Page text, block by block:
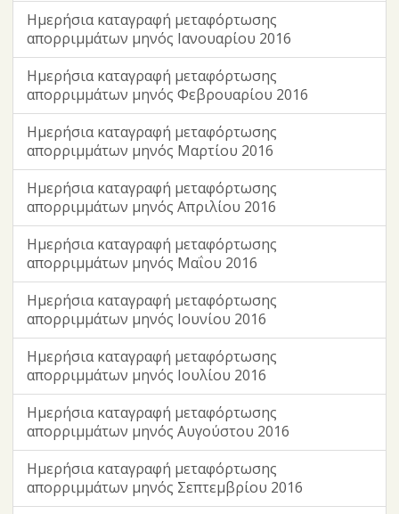
Ημερήσια καταγραφή μεταφόρτωσης
απορριμμάτων μηνός Ιανουαρίου 2016
Ημερήσια καταγραφή μεταφόρτωσης
απορριμμάτων μηνός Φεβρουαρίου 2016
Ημερήσια καταγραφή μεταφόρτωσης
απορριμμάτων μηνός Μαρτίου 2016
Ημερήσια καταγραφή μεταφόρτωσης
απορριμμάτων μηνός Απριλίου 2016
Ημερήσια καταγραφή μεταφόρτωσης
απορριμμάτων μηνός Μαΐου 2016
Ημερήσια καταγραφή μεταφόρτωσης
απορριμμάτων μηνός Ιουνίου 2016
Ημερήσια καταγραφή μεταφόρτωσης
απορριμμάτων μηνός Ιουλίου 2016
Ημερήσια καταγραφή μεταφόρτωσης
απορριμμάτων μηνός Αυγούστου 2016
Ημερήσια καταγραφή μεταφόρτωσης
απορριμμάτων μηνός Σεπτεμβρίου 2016